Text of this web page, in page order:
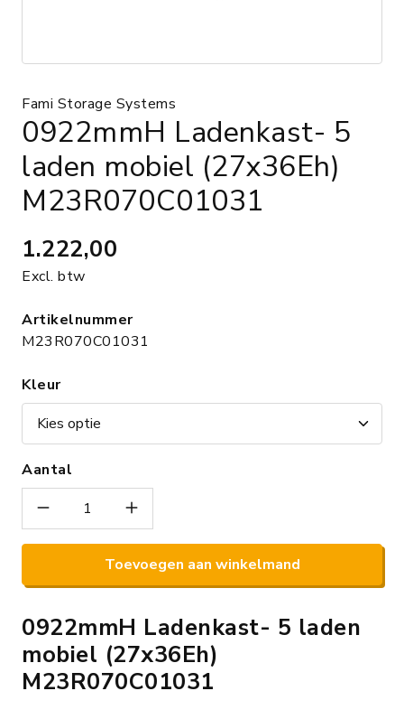
Fami Storage Systems
0922mmH Ladenkast- 5
laden mobiel (27x36Eh)
M23R070C01031
1.222,00
Excl. btw
Artikelnummer
M23R070C01031
Kleur
Aantal
Toevoegen aan winkelmand
0922mmH Ladenkast- 5 laden
mobiel (27x36Eh)
M23R070C01031